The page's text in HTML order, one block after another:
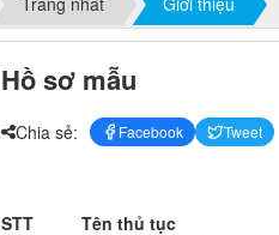
Hồ sơ mẫu
Chia sẻ: Facebook Tweet
S​T​T​​​ Tên thủ tục